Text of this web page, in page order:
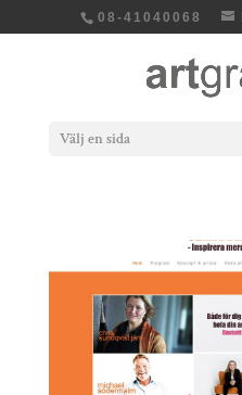
08-41040068
Välj en sida